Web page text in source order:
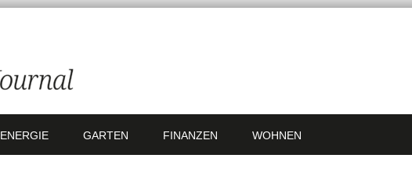
ENERGIE GARTEN FINANZEN WOHNEN